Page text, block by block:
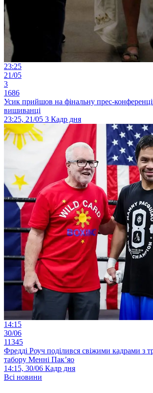
23:25
21/05
3
1686
Усик прийшов на фінальну прес-
вишиванці
23:25, 21/05 3 Кадр дня
14:15
30/06
11345
Фредді Роуч поділився свіжими кадрами з
табору Менні Пак’яо
14:15, 30/06 Кадр дня
Всі новини